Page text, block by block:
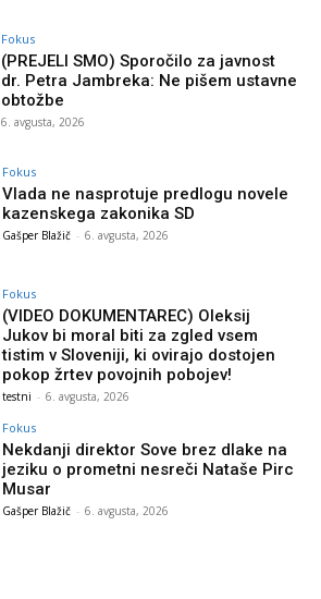
Fokus
(PREJELI SMO) Sporočilo za javnost
dr. Petra Jambreka: Ne pišem ustavne
obtožbe
6. avgusta, 2026
Fokus
Vlada ne nasprotuje predlogu novele
kazenskega zakonika SD
Gašper Blažič - 6. avgusta, 2026
Fokus
(VIDEO DOKUMENTAREC) Oleksij
Jukov bi moral biti za zgled vsem
tistim v Sloveniji, ki ovirajo dostojen
pokop žrtev povojnih pobojev!
testni - 6. avgusta, 2026
Fokus
Nekdanji direktor Sove brez dlake na
jeziku o prometni nesreči Nataše Pirc
Musar
Gašper Blažič - 6. avgusta, 2026